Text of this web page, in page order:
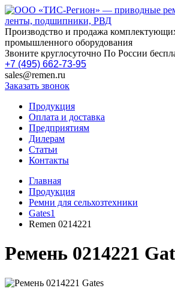
Производство и продажа
промышленного оборудования
Звоните круглосуточно По России
+7 (495) 662-73-95
sales@remen.ru
Заказать звонок
Продукция
Оплата и доставка
Предприятиям
Дилерам
Статьи
Контакты
Главная
Продукция
Ремни для сельхозтехники
Gates1
Remen 0214221
Ремень 0214221